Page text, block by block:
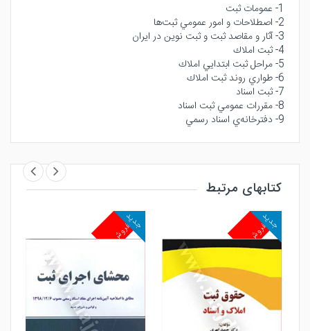
1- عمومات ثبت
2- اصطلاحات و امور عمومي‌ ثبت‌ها
3- آثار و مقاصد ثبت و ثبت نوين در ايران
4- ثبت املاك
5- مراحل ثبت ابتدايي املاك
6- طواري‌ روند ثبت املاك
7- ثبت اسناد
8- مقررات عمومي‌ ثبت اسناد
9- دفترخانه‌ي اسناد رسمي
کتابهای مرتبط
پرفروش
جدید پرفروش
جدید